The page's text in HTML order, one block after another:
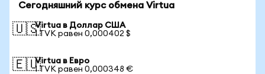
Сегодняшний курс обмена Virtua
🇺🇸Virtua в Доллар США
1 TVK равен 0,000402 $
🇪🇺Virtua в Евро
1 TVK равен 0,000348 €